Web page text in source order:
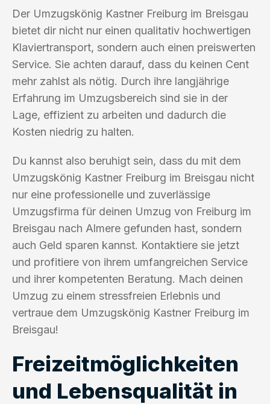
Der Umzugskönig Kastner Freiburg im Breisgau
bietet dir nicht nur einen qualitativ hochwertigen
Klaviertransport, sondern auch einen preiswerten
Service. Sie achten darauf, dass du keinen Cent
mehr zahlst als nötig. Durch ihre langjährige
Erfahrung im Umzugsbereich sind sie in der
Lage, effizient zu arbeiten und dadurch die
Kosten niedrig zu halten.
Du kannst also beruhigt sein, dass du mit dem
Umzugskönig Kastner Freiburg im Breisgau nicht
nur eine professionelle und zuverlässige
Umzugsfirma für deinen Umzug von Freiburg im
Breisgau nach Almere gefunden hast, sondern
auch Geld sparen kannst. Kontaktiere sie jetzt
und profitiere von ihrem umfangreichen Service
und ihrer kompetenten Beratung. Mach deinen
Umzug zu einem stressfreien Erlebnis und
vertraue dem Umzugskönig Kastner Freiburg im
Breisgau!
Freizeitmöglichkeiten
und Lebensqualität in